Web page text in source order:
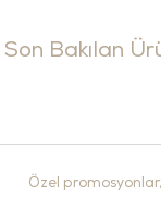
Son Bakılan
Özel